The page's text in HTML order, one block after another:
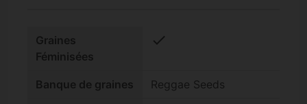
Graines
Féminisées
check
Banque de graines Reggae Seeds